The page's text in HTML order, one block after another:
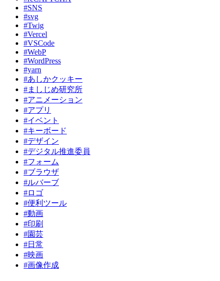
#SNS
#svg
#Twig
#Vercel
#VSCode
#WebP
#WordPress
#yarn
#あしかクッキー
#ましじめ研究所
#アニメーション
#アプリ
#イベント
#キーボード
#デザイン
#デジタル推進委員
#フォーム
#ブラウザ
#ルバーブ
#ロゴ
#便利ツール
#動画
#印刷
#園芸
#日常
#映画
#画像作成